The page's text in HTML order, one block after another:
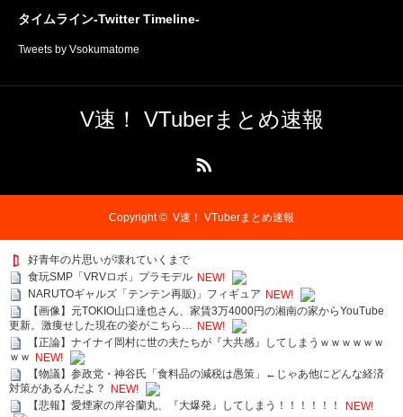
タイムライン-Twitter Timeline-
Tweets by Vsokumatome
V速！ VTuberまとめ速報
Copyright © V速！ VTuberまとめ速報
好青年の片思いが壊れていくまで
食玩SMP「VRVロボ」プラモデル NEW!
NARUTOギャルズ「テンテン再販)」フィギュア NEW!
【画像】元TOKIO山口達也さん、家賃3万4000円の湘南の家からYouTube
更新。激痩せした現在の姿がこちら… NEW!
【正論】ナイナイ岡村に世の夫たちが『大共感』してしまうｗｗｗｗｗｗ
ｗｗ NEW!
【物議】参政党・神谷氏「食料品の減税は愚策」←じゃあ他にどんな経済
対策があるんだよ？
NEW!
【悲報】愛煙家の岸谷蘭丸、『大爆発』してしまう！！！！！！
NEW!